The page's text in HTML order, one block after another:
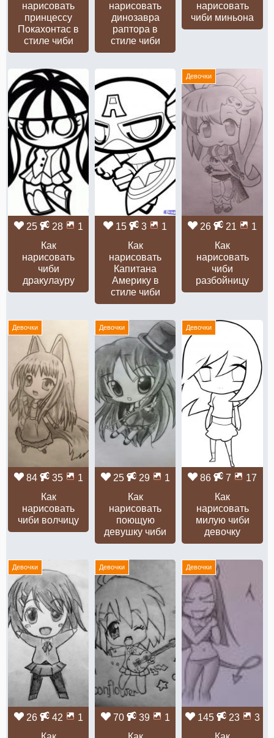
нарисовать
принцессу
Покахонтас в
стиле чиби
нарисовать
динозавра
раптора в
стиле чиби
нарисовать
чиби миньона
25 28
1
Как
нарисовать
чиби
дракулауру
15 3
1
Как
нарисовать
Капитана
Америку в
стиле чиби
Девочки
26 21
1
Как
нарисовать
чиби
разбойницу
Девочки
84 35
1
Как
нарисовать
чиби волчицу
Девочки
25 29
1
Как
нарисовать
поющую
девушку чиби
Девочки
86 7
17
Как
нарисовать
милую чиби
девочку
Девочки
26 42
1
Девочки
70 39
1
Девочки
145 23
3